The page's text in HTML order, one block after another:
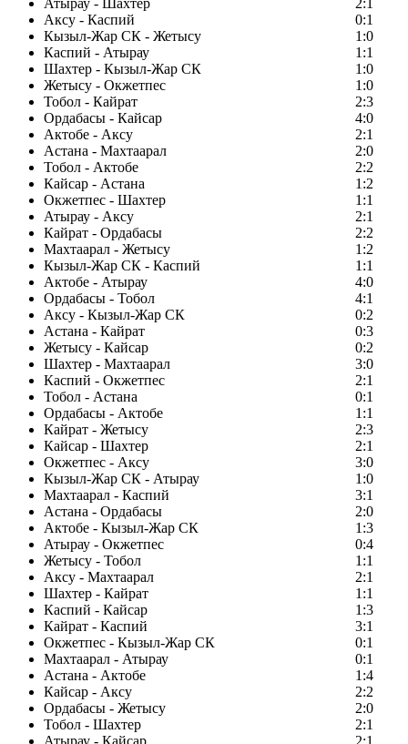
Атырау - Шахтер
2:1
Аксу - Каспий
0:1
Кызыл-Жар СК - Жетысу
1:0
Каспий - Атырау
1:1
Шахтер - Кызыл-Жар СК
1:0
Жетысу - Окжетпес
1:0
Тобол - Кайрат
2:3
Ордабасы - Кайсар
4:0
Актобе - Аксу
2:1
Астана - Махтаарал
2:0
Тобол - Актобе
2:2
Кайсар - Астана
1:2
Окжетпес - Шахтер
1:1
Атырау - Аксу
2:1
Кайрат - Ордабасы
2:2
Махтаарал - Жетысу
1:2
Кызыл-Жар СК - Каспий
1:1
Актобе - Атырау
4:0
Ордабасы - Тобол
4:1
Аксу - Кызыл-Жар СК
0:2
Астана - Кайрат
0:3
Жетысу - Кайсар
0:2
Шахтер - Махтаарал
3:0
Каспий - Окжетпес
2:1
Тобол - Астана
0:1
Ордабасы - Актобе
1:1
Кайрат - Жетысу
2:3
Кайсар - Шахтер
2:1
Окжетпес - Аксу
3:0
Кызыл-Жар СК - Атырау
1:0
Махтаарал - Каспий
3:1
Астана - Ордабасы
2:0
Актобе - Кызыл-Жар СК
1:3
Атырау - Окжетпес
0:4
Жетысу - Тобол
1:1
Аксу - Махтаарал
2:1
Шахтер - Кайрат
1:1
Каспий - Кайсар
1:3
Кайрат - Каспий
3:1
Окжетпес - Кызыл-Жар СК
0:1
Махтаарал - Атырау
0:1
Астана - Актобе
1:4
Кайсар - Аксу
2:2
Ордабасы - Жетысу
2:0
Тобол - Шахтер
2:1